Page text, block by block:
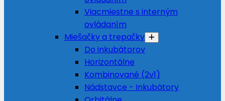
Viacmiestne s interným
ovládaním
Miešačky a trepačky
Do inkubátorov
Horizontálne
Kombinované (2v1)
Nádstavce - Inkubátory